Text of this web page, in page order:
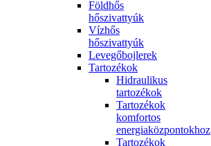
Földhős
hőszivattyúk
Vízhős
hőszivattyúk
Levegőbojlerek
Tartozékok
Hidraulikus
tartozékok
Tartozékok
komfortos
energiaközpontokhoz
Tartozékok